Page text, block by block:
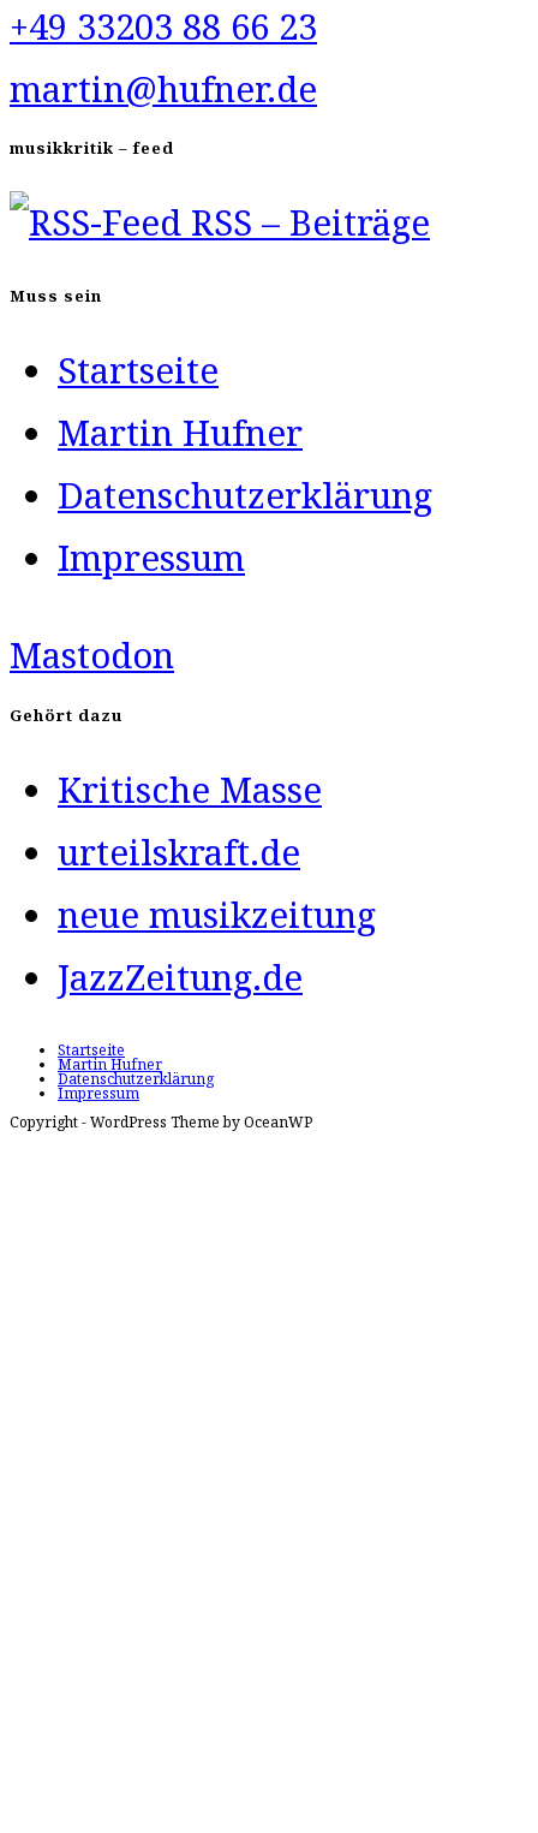
+49 33203 88 66 23
martin@hufner.de
musikkritik – feed
RSS – Beiträge
Muss sein
Startseite
Martin Hufner
Datenschutzerklärung
Impressum
Mastodon
Gehört dazu
Kritische Masse
urteilskraft.de
neue musikzeitung
JazzZeitung.de
Startseite
Martin Hufner
Datenschutzerklärung
Impressum
Copyright - WordPress Theme by OceanWP